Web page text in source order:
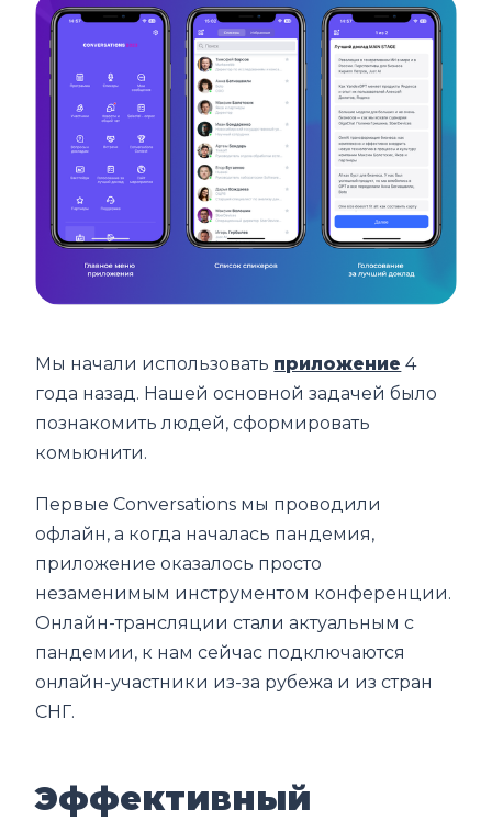
Мы начали использовать приложение 4
года назад. Нашей основной задачей было
познакомить людей, сформировать
комьюнити.
Первые Conversations мы проводили
офлайн, а когда началась пандемия,
приложение оказалось просто
незаменимым инструментом конференции.
Онлайн-трансляции стали актуальным с
пандемии, к нам сейчас подключаются
онлайн-участники из-за рубежа и из стран
СНГ.
Эффективный